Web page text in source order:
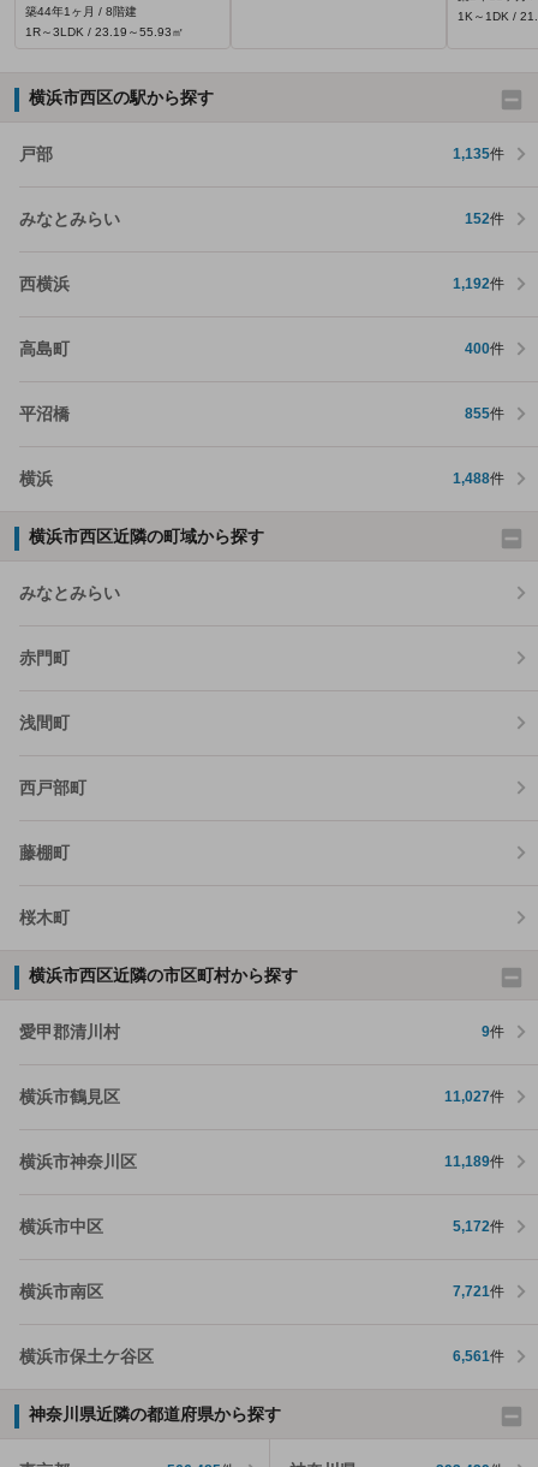
築44年1ヶ月 / 8階建
1R～3LDK / 23.19～55.93㎡
1K～1DK /
横浜市西区の駅から探す
戸部 1,135件
みなとみらい 152件
西横浜 1,192件
高島町 400件
平沼橋 855件
横浜 1,488件
横浜市西区近隣の町域から探す
みなとみらい
赤門町
浅間町
西戸部町
藤棚町
桜木町
横浜市西区近隣の市区町村から探す
愛甲郡清川村 9件
横浜市鶴見区 11,027件
横浜市神奈川区 11,189件
横浜市中区 5,172件
横浜市南区 7,721件
横浜市保土ケ谷区 6,561件
神奈川県近隣の都道府県から探す